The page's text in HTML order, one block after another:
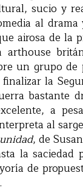
sucio y
al
airosa de
un grupo
la
bastante
a
al
, de
la
de